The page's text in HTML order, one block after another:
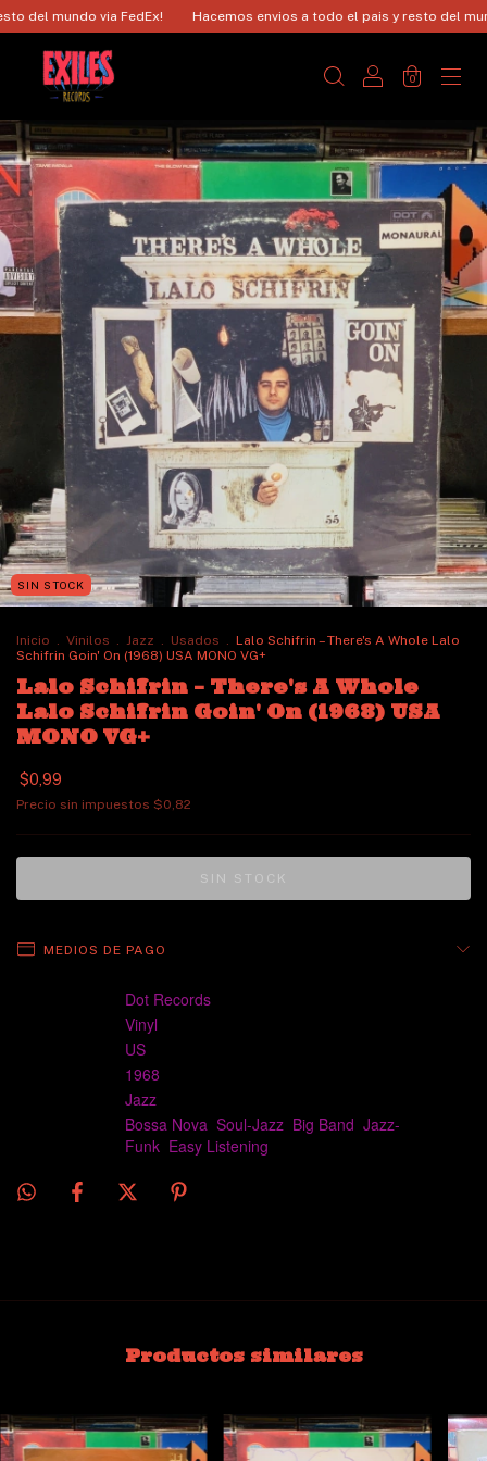
mundo via FedEx! Hacemos envios a todo el pais y resto del mundo
0
SIN STOCK
Inicio . Vinilos . Jazz . Usados . Lalo Schifrin ‎– There's A Whole Lalo
Schifrin Goin' On (1968) USA MONO VG+
Lalo Schifrin ‎– There's A Whole
Lalo Schifrin Goin' On (1968) USA
MONO VG+
$0,99
Precio sin impuestos $0,82
MEDIOS DE PAGO
Dot Records
Vinyl
US
1968
Jazz
Bossa Nova Soul-Jazz Big Band Jazz-
Funk Easy Listening
Productos similares